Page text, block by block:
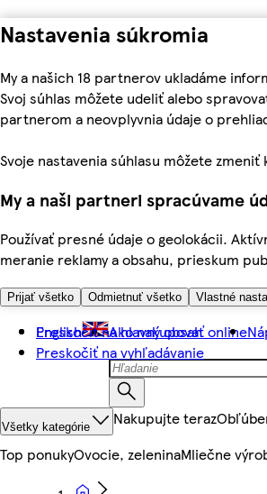
Nastavenia súkromia
My a našich 18 partnerov ukladáme
Svoj súhlas môžete udeliť alebo
partnerom a neovplyvnia údaje o
Svoje nastavenia súhlasu môžete
My a naši partneri spracúvame
Používať presné údaje o geolokácii.
meranie reklamy a obsahu, prieskum
Prijať všetko Odmietnuť všetko Vlastné
Preskočiť na hlavný obsah
Preskočiť na vyhľadávanie
English Ako nakupovať online
Všetky kategórie Nakupujte teraz
Top ponukyOvocie, zeleninaMliečne